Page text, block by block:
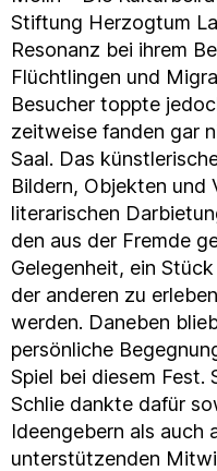
Stiftung Herzogtum
Resonanz bei ihrem
Flüchtlingen und
Besucher toppte
zeitweise fanden gar
Saal. Das
Bildern, Objekten und
literarischen
den aus der Fremde
Gelegenheit, ein
der anderen zu
werden. Daneben
persönliche
Spiel bei diesem Fest.
Schlie dankte dafür
Ideengebern als auch
unterstützenden